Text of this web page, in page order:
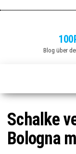
Blog über
Schalke
Bologna